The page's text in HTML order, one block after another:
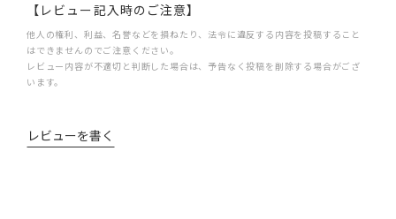
【レビュー記入時のご注意】
他人の権利、利益、名誉などを損ねたり、法令に違反する内容を投稿すること
はできませんのでご注意ください。
レビュー内容が不適切と判断した場合は、予告なく投稿を削除する場合がござ
います。
レビューを書く